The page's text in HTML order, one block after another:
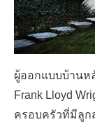
ผู้ออกแบบบ้านห
Frank Lloyd
ครอบครัวที่มีลูก